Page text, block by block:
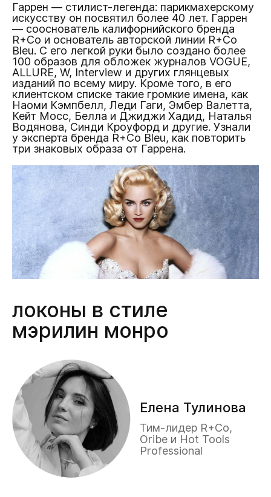
Гаррен — стилист-легенда: парикмахерскому
искусству он посвятил более 40 лет. Гаррен
— сооснователь калифорнийского бренда
R+Co и основатель авторской линии R+Co
Bleu. С его легкой руки было создано более
100 образов для обложек журналов VOGUE,
ALLURE, W, Interview и других глянцевых
изданий по всему миру. Кроме того, в его
клиентском списке такие громкие имена, как
Наоми Кэмпбелл, Леди Гаги, Эмбер Валетта,
Кейт Мосс, Белла и Джиджи Хадид, Наталья
Водянова, Синди Кроуфорд и другие. Узнали
у эксперта бренда R+Co Bleu, как повторить
три знаковых образа от Гаррена.
локоны в стиле
мэрилин монро
Елена Тулинова
Тим-лидер R+Co,
Oribe и Hot Tools
Professional